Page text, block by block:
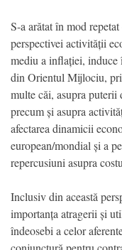
S-a arătat în mod
perspectivei activității
mediu a inflației, induce
din Orientul Mijlociu,
multe căi, asupra puterii
precum și asupra
afectarea dinamicii
european/mondial și a
repercusiuni asupra
Inclusiv din această
importanța atragerii și
îndeosebi a celor